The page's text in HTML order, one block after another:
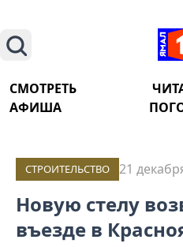
Поиск
СМОТРЕТЬ
АФИША
СТРОИТЕЛЬСТВО 21
Новую стелу
въезде в